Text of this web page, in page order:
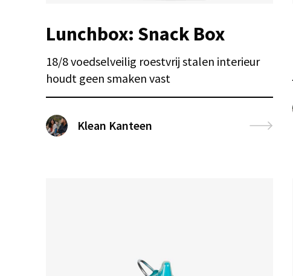
Lunchbox: Snack Box
18/8 voedselveilig roestvrij stalen interieur
houdt geen smaken vast
Klean Kanteen